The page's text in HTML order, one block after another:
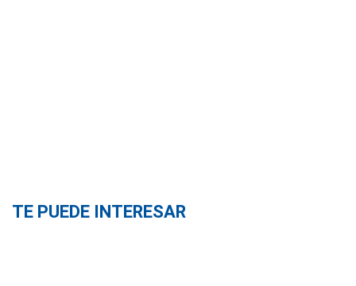
TE PUEDE INTERESAR